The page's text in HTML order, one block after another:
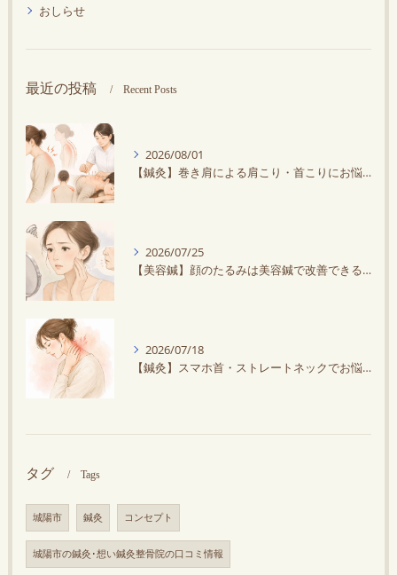
おしらせ
最近の投稿 Recent Posts
2026/08/01
【鍼灸】巻き肩による肩こり・首こりにお悩みの方に鍼灸がオススメ！スマホ・デスクワークで悪化する？
2026/07/25
【美容鍼】顔のたるみは美容鍼で改善できる？原因と効果を解説
2026/07/18
【鍼灸】スマホ首・ストレートネックでお悩みの方へ｜鍼灸で首の負担を軽減しませんか？
タグ Tags
城陽市 鍼灸 コンセプト
城陽市の鍼灸･想い鍼灸整骨院の口コミ情報